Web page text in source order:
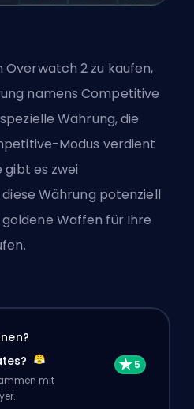
Overwatch 2 zu kaufen,
namens Competitive
Währung, die
Modus verdient
gibt es zwei
Währung potenziell
Waffen für Ihre
mit